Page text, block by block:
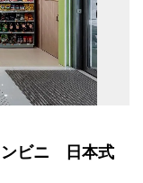
ンビニ 日本式